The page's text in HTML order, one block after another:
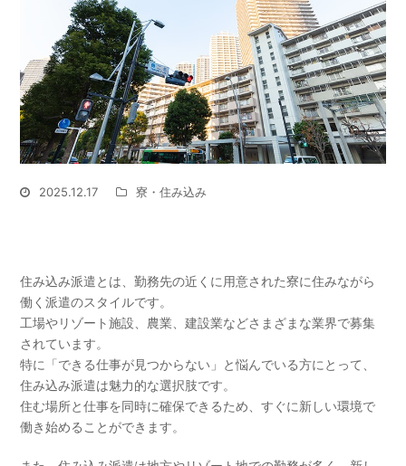
2025.12.17 寮・住み込み
住み込み派遣とは、勤務先の近くに用意された寮に住みながら
働く派遣のスタイルです。
工場やリゾート施設、農業、建設業などさまざまな業界で募集
されています。
特に「できる仕事が見つからない」と悩んでいる方にとって、
住み込み派遣は魅力的な選択肢です。
住む場所と仕事を同時に確保できるため、すぐに新しい環境で
働き始めることができます。